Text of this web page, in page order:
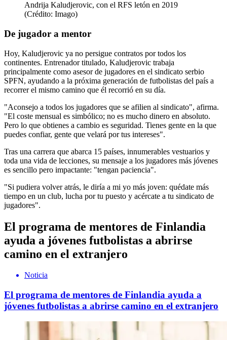
Andrija Kaludjerovic, con el RFS letón en 2019
(Crédito: Imago)
De jugador a mentor
Hoy, Kaludjerovic ya no persigue contratos por todos los
continentes. Entrenador titulado, Kaludjerovic trabaja
principalmente como asesor de jugadores en el sindicato serbio
SPFN, ayudando a la próxima generación de futbolistas del país a
recorrer el mismo camino que él recorrió en su día.
"Aconsejo a todos los jugadores que se afilien al sindicato", afirma.
"El coste mensual es simbólico; no es mucho dinero en absoluto.
Pero lo que obtienes a cambio es seguridad. Tienes gente en la que
puedes confiar, gente que velará por tus intereses".
Tras una carrera que abarca 15 países, innumerables vestuarios y
toda una vida de lecciones, su mensaje a los jugadores más jóvenes
es sencillo pero impactante: "tengan paciencia".
"Si pudiera volver atrás, le diría a mi yo más joven: quédate más
tiempo en un club, lucha por tu puesto y acércate a tu sindicato de
jugadores".
El programa de mentores de Finlandia
ayuda a jóvenes futbolistas a abrirse
camino en el extranjero
Noticia
El programa de mentores de Finlandia ayuda a
jóvenes futbolistas a abrirse camino en el extranjero